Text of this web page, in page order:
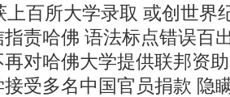
上百所大学录取 或创世界
责哈佛 语法标点错误百
对哈佛大学提供联邦资助
受多名中国官员捐款 隐